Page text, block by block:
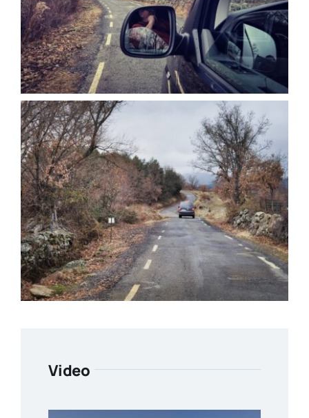
Video